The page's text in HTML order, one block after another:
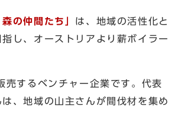
の仲間たち」 は、地域の活性化と
し、オーストリアより薪ボイラー
売するベンチャー企業です。代表
、地域の山主さんが間伐材を集め